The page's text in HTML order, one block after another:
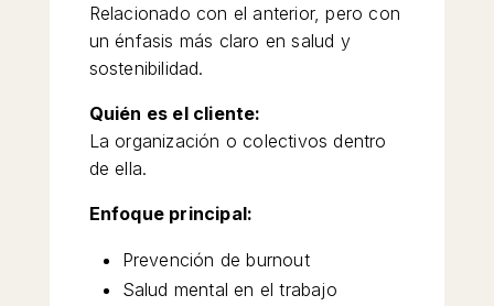
Relacionado con el anterior, pero con
un énfasis más claro en salud y
sostenibilidad.
Quién es el cliente:
La organización o colectivos dentro
de ella.
Enfoque principal:
Prevención de burnout
Salud mental en el trabajo